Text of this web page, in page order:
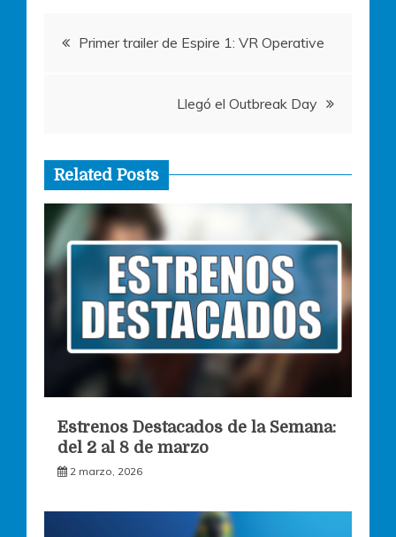
k
Navegación
Primer trailer de Espire 1: VR Operative
Llegó el Outbreak Day
Related Posts
Estrenos Destacados de la Semana:
del 2 al 8 de marzo
2 marzo, 2026